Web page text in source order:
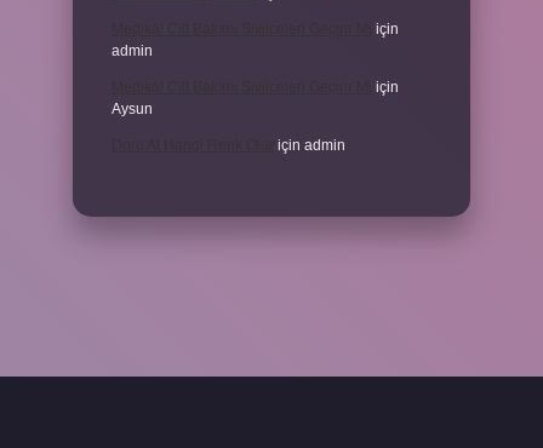
için
admin
için
Aysun
için admin